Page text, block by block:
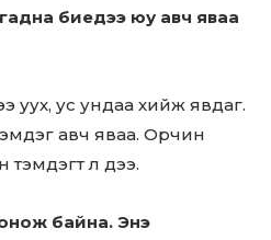
биедээ юу авч яваа
уух, ус ундаа хийж явдаг.
авч яваа. Орчин
тэмдэгт л дээ.
байна. Энэ